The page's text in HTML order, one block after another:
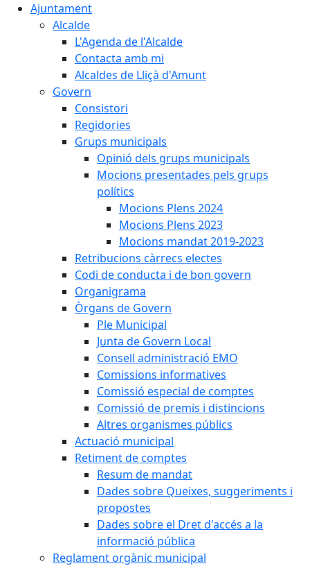
Ajuntament
Alcalde
L'Agenda de l'Alcalde
Contacta amb mi
Alcaldes de Lliçà d'Amunt
Govern
Consistori
Regidories
Grups municipals
Opinió dels grups municipals
Mocions presentades pels grups
polítics
Mocions Plens 2024
Mocions Plens 2023
Mocions mandat 2019-2023
Retribucions càrrecs electes
Codi de conducta i de bon govern
Organigrama
Òrgans de Govern
Ple Municipal
Junta de Govern Local
Consell administració EMO
Comissions informatives
Comissió especial de comptes
Comissió de premis i distincions
Altres organismes públics
Actuació municipal
Retiment de comptes
Resum de mandat
Dades sobre Queixes, suggeriments i
propostes
Dades sobre el Dret d'accés a la
informació pública
Reglament orgànic municipal